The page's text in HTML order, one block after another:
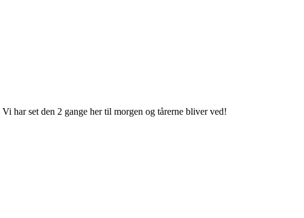
Vi har set den 2 gange her til morgen og tårerne bliver ved!